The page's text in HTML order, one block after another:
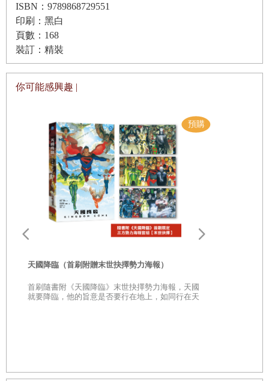
能成功將「深度藏於表面」的作品卻不多見，《長
崎》以浮士繪般的精鍊文字，集中火力扼要描述陌
生個體交會的疑懼、不安與自省，從內容與形式而
艾力克．菲耶的寓言千奇百怪，各有奧妙。在這本
書中，他對我們說了其中一則。少少一百頁，一頁
不多，卻已足夠作家揮灑；探討了幾個大主題，絕
無勉強的勾勒，甚至看不出筆觸痕跡：罪惡感、羞
恥心、孤獨、懊悔不甘。書中人物對於生活有一種
真切的不適，在緊張得難以喘息的社會中找不到定
──《費加洛報》Le Figaro
ISBN：9789868729551
印刷：黑白
頁數：168
裝訂：精裝
你可能感興趣 |
天國降臨（首刷附贈末世抉擇勢力海報）
首刷隨書附《天國降臨》末世抉擇勢力海報，天國
就要降臨，他的旨意是否要行在地上，如同行在天